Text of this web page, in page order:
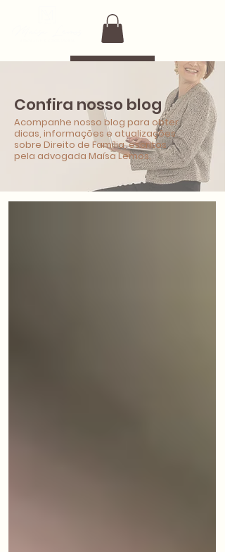
Confira nosso blog
Acompanhe nosso blog para obter
dicas, informações e atualizações
sobre Direito de Família, escritos
pela advogada Maísa Lemos.